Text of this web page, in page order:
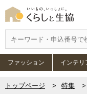
ファッション インテリ
トップページ 特集